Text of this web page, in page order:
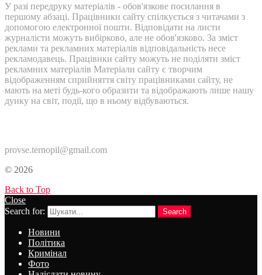
У разі передруку матеріалів - обов'язкове посилання в
першому абзаці. Працівники сайту спілкується з читачами з
допомогою електронної пошти. Відповідати на листи
журналісти можуть вибірково, але не обов'язково. За зміст
реклами та рекламних матеріалів відповідальність несе
рекламодавець. Працівнки сайту можуть не поділяти зміст
рекламних матеріалів Матеріали сайту є творчим
відображенням сприйняття світу працівниками сайту, не
мають на меті будь-кого образити та відображають лише нашу
дуику на світ, події, що в ньому відбуваються.
provse.ternopil@gmail.com
© 2026
Back to Top
Close
Search for:
Search
Новини
Політика
Кримінал
Фото